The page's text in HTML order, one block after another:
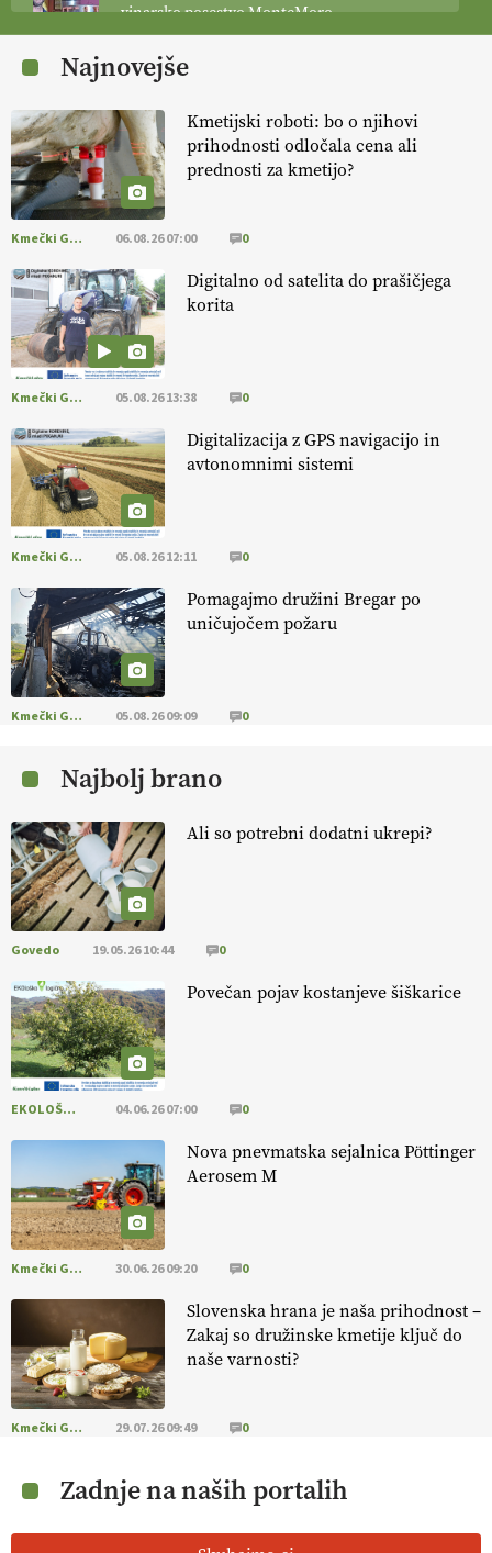
vinarsko posestvo MonteMoro
EKOloško = logično: ekološka kmetija
EKOloško = logično: ekološka kmetija
HOMAR
EKOloško = logično: VLOG Ekološko
kmetijstvo brez škropljenja?
EKOloško = logično: ekološka kmetija
ALTENBAHER
EKOloško = logično: ekološko oljarstvo
MORGAN
EKOloško = logično: ekološka kmetija
FREŠER
KMETIJSKA LIGA PRVAKOV: POMLADITEV
KMETIJSKE EKIPE
KMETIJSKA LIGA PRVAKOV: UKRAJINA vs.
EVROPA
EKOloško = logično: ekološka kmetija
EKOloško = logično: VLOG Okus je
pomembnejši od izgleda
EKOloško = logično: ekološka kmetija PR'
Najnovejše
Kmetijski roboti: bo o njihovi
prihodnosti odločala cena ali
prednosti za kmetijo?
Kmečki Glas 06.08.26 07:00 0
Digitalno od satelita do prašičjega
korita
Kmečki Glas 05.08.26 13:38 0
Digitalizacija z GPS navigacijo in
avtonomnimi sistemi
Kmečki Glas 05.08.26 12:11 0
Pomagajmo družini Bregar po
uničujočem požaru
Kmečki Glas 05.08.26 09:09 0
Najbolj brano
Ali so potrebni dodatni ukrepi?
Govedo 19.05.26 10:44 0
Povečan pojav kostanjeve šiškarice
EKOLOŠKO LOGIČNO 04.06.26 07:00 0
Nova pnevmatska sejalnica Pöttinger
Aerosem M
Kmečki Glas 30.06.26 09:20 0
Slovenska hrana je naša prihodnost –
Zakaj so družinske kmetije ključ do
naše varnosti?
Kmečki Glas 29.07.26 09:49 0
Zadnje na naših portalih